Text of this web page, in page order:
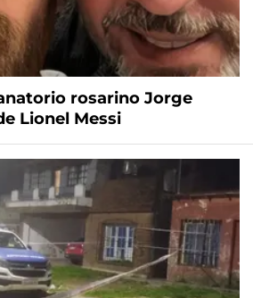
rosarino Jorge
Lionel Messi